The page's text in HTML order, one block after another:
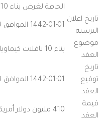
الجافة لغرض بناء 10 ناقلات كيماويات.
تاريخ اعلان
الترسية
1442-01-01 الموافق 2020-08-20
موضوع
العقد
بناء 10 ناقلات كيماويات.
تاريخ
توقيع
العقد
1442-01-01 الموافق 2020-08-20
قيمة
العقد
410 مليون دولار أمريكي.